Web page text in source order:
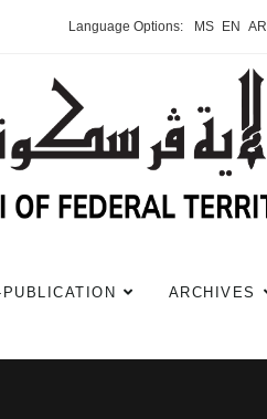
Language Options: MS EN AR
PUBLICATION ARCHIVES